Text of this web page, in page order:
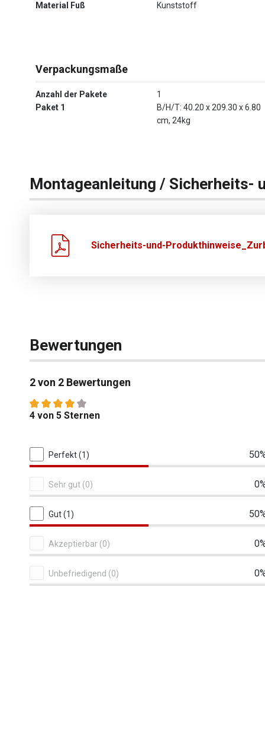
Material Fuß Kunststoff
Verpackungsmaße
Anzahl der Pakete
1
Paket 1
B/H/T: 40.20 x 209.30 x 6.80
cm, 24kg
Montageanleitung / Sicherheits-
Sicherheits-und-
Bewertungen
2 von 2 Bewertungen
Durchschnittliche Bewertung von 4 von 5 Sternen
4 von 5 Sternen
2 von 2 Bewertungen
Perfekt (1)
Sehr gut (0)
Gut (1)
Akzeptierbar (0)
Unbefriedigend (0)